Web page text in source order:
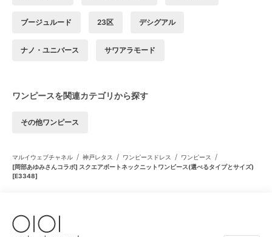
ブージュルード 23区 デシグアル
ナノ・ユニバース サワアラモード
ワンピースを関連カテゴリから探す
その他ワンピース
マルイウェブチャネル / 神戸レタス / ワンピースドレス / ワンピース /
[岡部あゆみさんコラボ] スクエアボートネックニットワンピース(選べるタイプとサイズ)
[E3348]